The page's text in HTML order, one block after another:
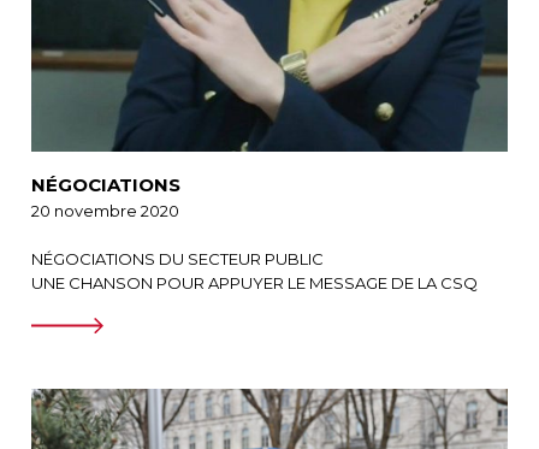
NÉGOCIATIONS
20 novembre 2020
NÉGOCIATIONS DU SECTEUR PUBLIC
UNE CHANSON POUR APPUYER LE MESSAGE DE LA CSQ